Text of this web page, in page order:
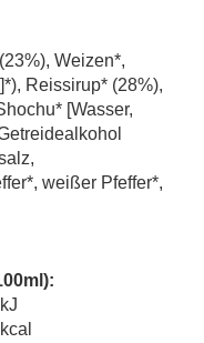
Weizen*,
Reissirup* (28%),
[Wasser,
weißer Pfeffer*,